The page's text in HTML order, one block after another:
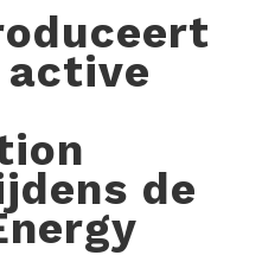
active
de